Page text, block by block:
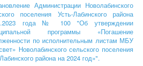
Администрации Новолабинского
поселения Усть-Лабинского района
года № 100 "Об утверждении
программы «Погашение
по исполнительным листам МБУ
Новолабинского сельского поселения
района на 2024 год»".